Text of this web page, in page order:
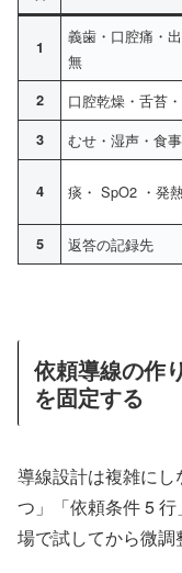
1
義歯・口腔痛・
無
2 口腔乾燥・舌苔
3 むせ・湿声・食
4 痰・ SpO2 ・発
5 返答の記録先
依頼導線の作
を固定する
導線設計は複雑にし
つ」「依頼条件 5
場で試してから微調